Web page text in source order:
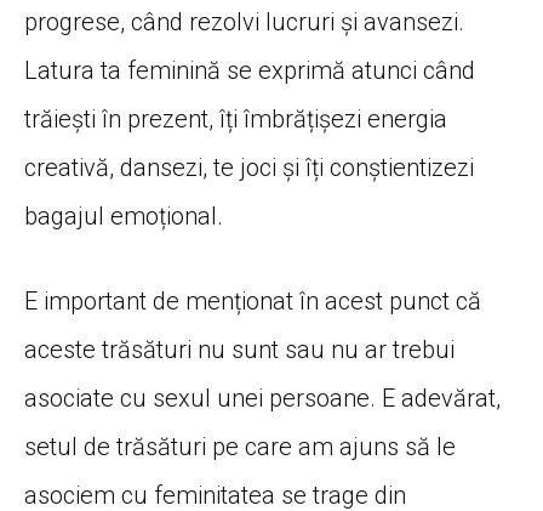
progrese, când rezolvi lucruri și avansezi.
Latura ta feminină se exprimă atunci când
trăiești în prezent, îți îmbrățișezi energia
creativă, dansezi, te joci și îți conștientizezi
bagajul emoțional.
E important de menționat în acest punct că
acestetrăsături nu sunt sau nu ar trebui
asociate cu sexul unei persoane. E adevărat,
setul detrăsături pe care am ajuns să le
asociem cu feminitatea se trage din